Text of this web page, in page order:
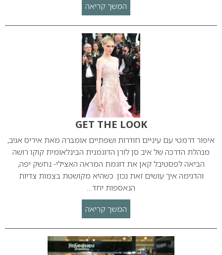
המשך קריאה
GET THE LOOK
איפור דרמטי עם עיניים חודרות ושפתיים אומברה מאת איריס אגיב,
מנהלת הדרכה של איב סן לורן הדוגמנית הבינלאומית קוקו רושה
הביאה לפסטיבל קאן את דוגמת המראה האצילי- נחשק יפה,
והדגימה איך עושים זאת נכון. כשהיא מקושטת בצמות צדיות
הנאספות יחד…
המשך קריאה